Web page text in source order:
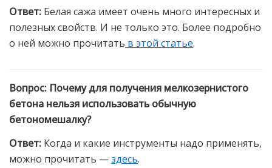
Ответ: Белая сажа имеет очень много интересных и
полезных свойств. И не только это. Более подробно
о ней можно прочитать в этой статье.
Вопрос: Почему для получения мелкозернистого
бетона нельзя использовать обычную
бетономешалку?
Ответ: Когда и какие инструменты надо применять,
можно прочитать —здесь.